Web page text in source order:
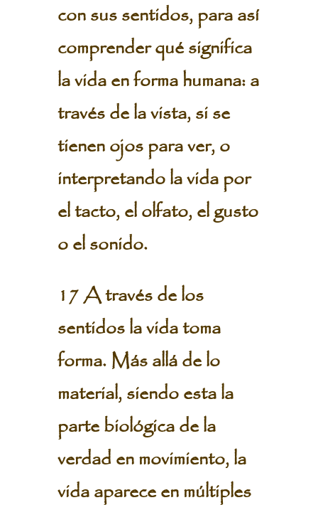
con sus sentidos, para así
comprender qué significa
la vida en forma humana: a
través de la vista, si se
tienen ojos para ver, o
interpretando la vida por
el tacto, el olfato, el gusto
o el sonido.
17 A través de los
sentidos la vida toma
forma. Más allá de lo
material, siendo esta la
parte biológica de la
verdad en movimiento, la
vida aparece en múltiples